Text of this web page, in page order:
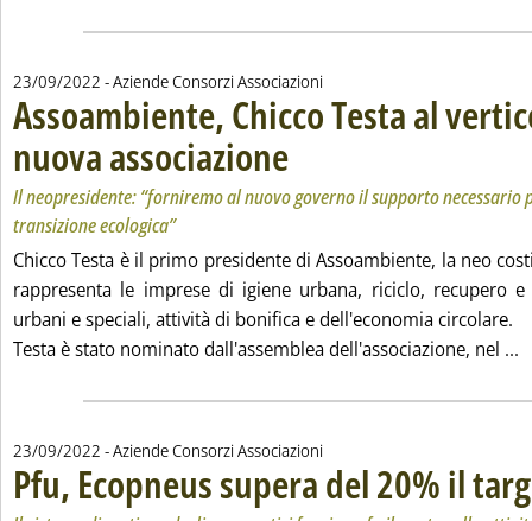
23/09/2022 - Aziende Consorzi Associazioni
Assoambiente, Chicco Testa al
nuova associazione
Il neopresidente: “forniremo al nuovo governo il supporto necessario
transizione ecologica”
Chicco Testa è il primo presidente di Assoambiente, la neo
rappresenta le imprese di igiene urbana, riciclo, recupero
urbani e speciali, attività di bonifica e dell'economia circolare.
Testa è stato nominato dall'assemblea dell'associazione, nel ...
23/09/2022 - Aziende Consorzi Associazioni
Pfu, Ecopneus supera del 20% il